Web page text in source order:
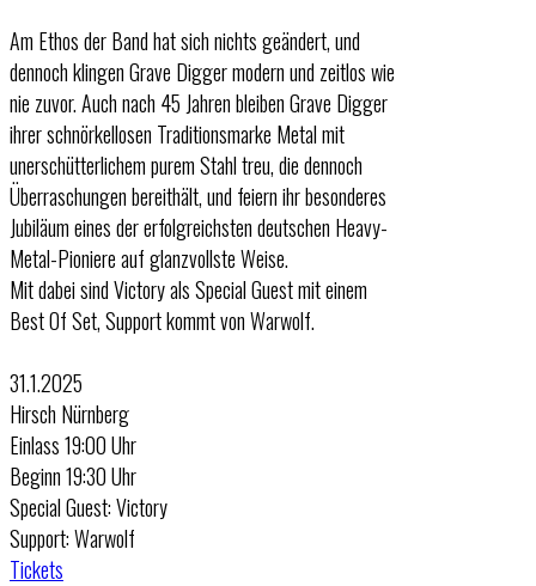
Am Ethos der Band hat sich nichts geändert, und
dennoch klingen Grave Digger modern und zeitlos wie
nie zuvor. Auch nach 45 Jahren bleiben Grave Digger
ihrer schnörkellosen Traditionsmarke Metal mit
unerschütterlichem purem Stahl treu, die dennoch
Überraschungen bereithält, und feiern ihr besonderes
Jubiläum eines der erfolgreichsten deutschen Heavy-
Metal-Pioniere auf glanzvollste Weise.
Mit dabei sind Victory als Special Guest mit einem
Best Of Set, Support kommt von Warwolf.
31.1.2025
Hirsch Nürnberg
Einlass 19:00 Uhr
Beginn 19:30 Uhr
Special Guest: Victory
Support: Warwolf
Tickets